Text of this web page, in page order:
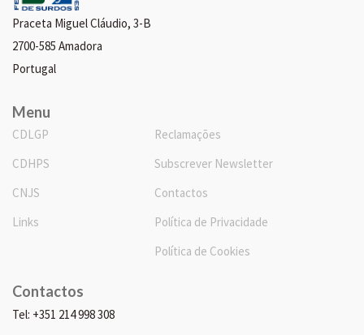
Praceta Miguel Cláudio, 3-B
2700-585 Amadora
Portugal
Menu
CDLGP
CDHPS
CNJS
Links
Reclamações
Subscrever Newsletter
Contactos
Política de Privacidade
Política de Cookies
Contactos
Tel: +351 214 998 308